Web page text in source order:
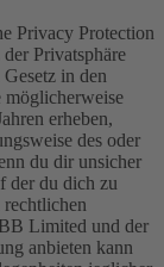
Privacy Protection
Privatsphäre
in den
möglicherweise
erheben,
des oder
du dir unsicher
der du dich zu
Limited und der
anbieten kann